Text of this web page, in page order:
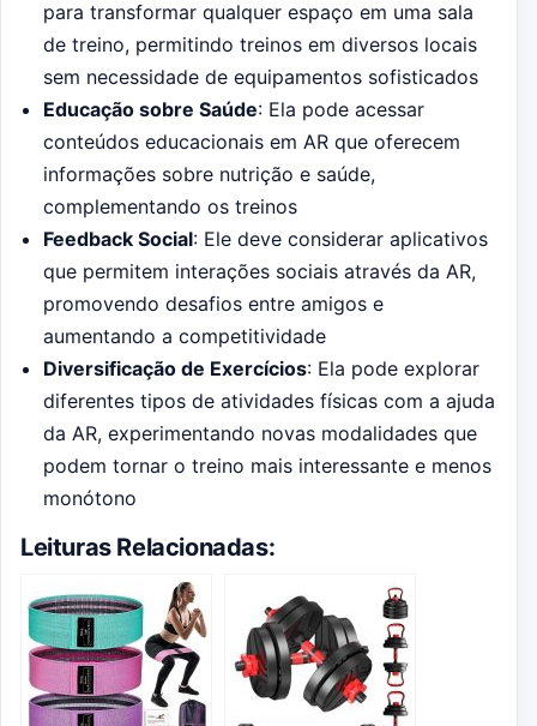
para transformar qualquer espaço em uma sala
de treino, permitindo treinos em diversos locais
sem necessidade de equipamentos sofisticados
Educação sobre Saúde: Ela pode acessar
conteúdos educacionais em AR que oferecem
informações sobre nutrição e saúde,
complementando os treinos
Feedback Social: Ele deve considerar aplicativos
que permitem interações sociais através da AR,
promovendo desafios entre amigos e
aumentando a competitividade
Diversificação de Exercícios: Ela pode explorar
diferentes tipos de atividades físicas com a ajuda
da AR, experimentando novas modalidades que
podem tornar o treino mais interessante e menos
monótono
Leituras Relacionadas: